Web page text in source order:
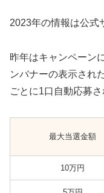
2023年の情報は公式
昨年はキャンペーン
ンバナーの表示され
ごとに1口自動応募
最大当選金額
10万円